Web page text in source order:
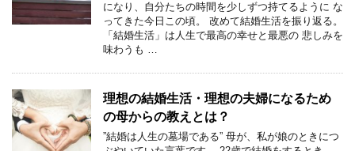
になり、自分たちの時間を少しずつ持てるように な
ってきた今日この頃。 改めて結婚生活を振り返る。
「結婚生活」は人生で最高の幸せと最悪の 悲しみを
味わうも …
理想の結婚生活・理想の夫婦になるため
の母からの教えとは？
”結婚は人生の墓場である” 母が、私が娘のときにつ